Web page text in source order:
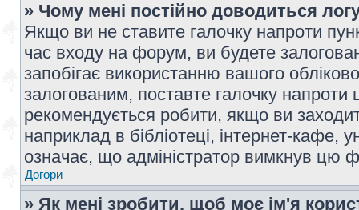
» Чому мені постійно доводиться
Якщо ви не ставите галочку напроти
час входу на форум, ви будете
запобігає використанню вашого
залогованим, поставте галочку
рекомендується робити, якщо ви
наприклад в бібліотеці, інтернет-кафе,
означає, що адміністратор вимкнув цю
Догори
» Як мені зробити, щоб моє ім'я